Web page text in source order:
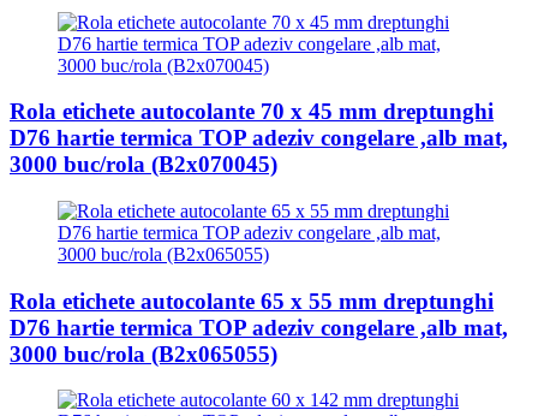
Rola etichete autocolante 70 x 45 mm dreptunghi
D76 hartie termica TOP adeziv congelare ,alb mat,
3000 buc/rola (B2x070045)
Rola etichete autocolante 65 x 55 mm dreptunghi
D76 hartie termica TOP adeziv congelare ,alb mat,
3000 buc/rola (B2x065055)